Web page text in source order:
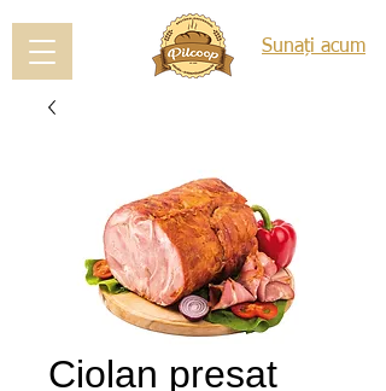
Sunați acum
Ciolan presat